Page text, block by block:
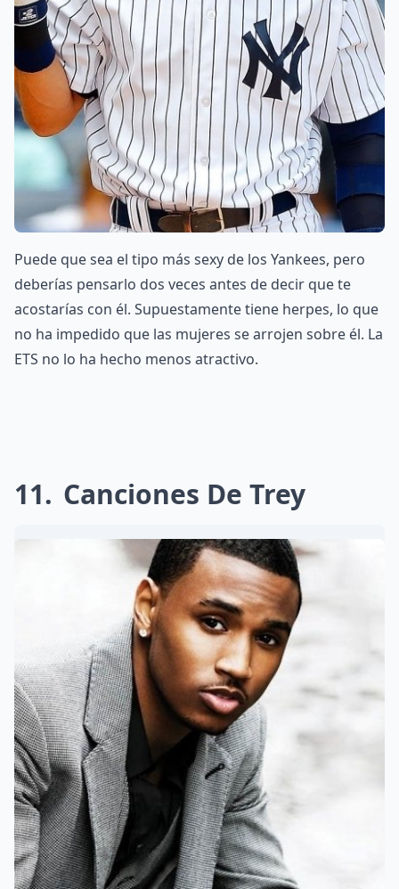
Puede que sea el tipo más sexy de los Yankees, pero
deberías pensarlo dos veces antes de decir que te
acostarías con él. Supuestamente tiene herpes, lo que
no ha impedido que las mujeres se arrojen sobre él. La
ETS no lo ha hecho menos atractivo.
11 Canciones De Trey